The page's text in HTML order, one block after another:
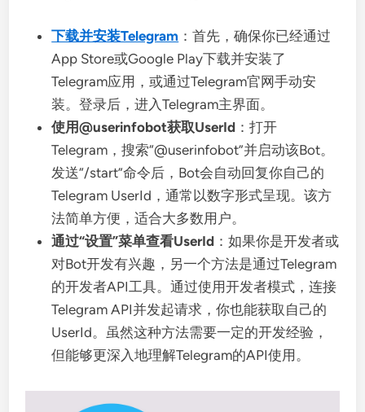
下载并安装Telegram ：首先，确保你已经通过
App Store或Google Play下载并安装了
Telegram应用，或通过Telegram官网手动安
装。登录后，进入Telegram主界面。
使用@userinfobot获取UserId ：打开
Telegram，搜索“@userinfobot”并启动该Bot。
发送“/start”命令后，Bot会自动回复你自己的
Telegram UserId，通常以数字形式呈现。该方
法简单方便，适合大多数用户。
通过“设置”菜单查看UserId ：如果你是开发者或
对Bot开发有兴趣，另一个方法是通过Telegram
的开发者API工具。通过使用开发者模式，连接
Telegram API并发起请求，你也能获取自己的
UserId。虽然这种方法需要一定的开发经验，
但能够更深入地理解Telegram的API使用。